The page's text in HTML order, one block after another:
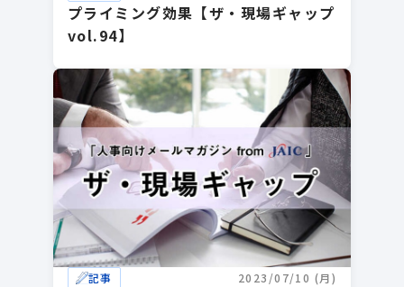
プライミング効果【ザ・現場ギャップ
vol.94】
記事 2023/07/10 (月)